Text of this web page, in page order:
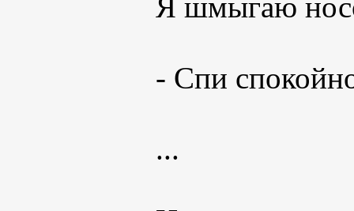
- Спи
...